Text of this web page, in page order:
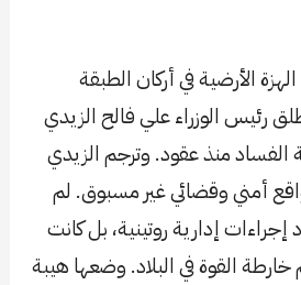
الأرضية في أركان الطبقة
رئيس الوزراء علي فالح الزيدي
منذ عقود. وترجم الزيدي
واقع أمني وقضائي غير مسبوق. لم
إدارية روتينية، بل كانت
خارطة القوة في البلاد. وضعها هيبة